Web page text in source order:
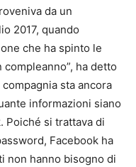
da un
2017, quando
che ha spinto le
ha detto
sta ancora
informazioni siano
Poiché si trattava di
Facebook ha
non hanno bisogno di